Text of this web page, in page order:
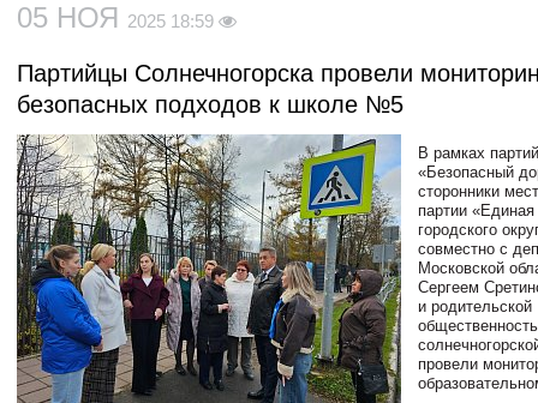
05 НОЯ 2025 18:59
Партийцы Солнечногорска провели
безопасных подходов к школе №5
В рамках
«Безопасный
сторонники
партии
городского
совместно с
Московской
Сергеем
и родительской
провели